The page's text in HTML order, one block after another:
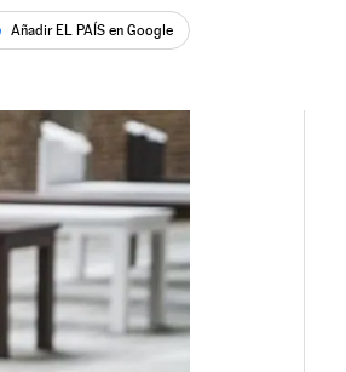
Añadir EL PAÍS en Google